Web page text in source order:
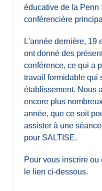
éducative de la Penn
conférencière
L'année dernière, 19
ont donné des
conférence, ce qui a
travail formidable qui
établissement. Nous
encore plus
année, que ce soit
assister à une
pour SALTISE.
Pour vous inscrire
le lien ci-dessous.